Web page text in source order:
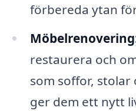
förbereda ytan
restaurera och
som soffor, stolar
ger dem ett nytt